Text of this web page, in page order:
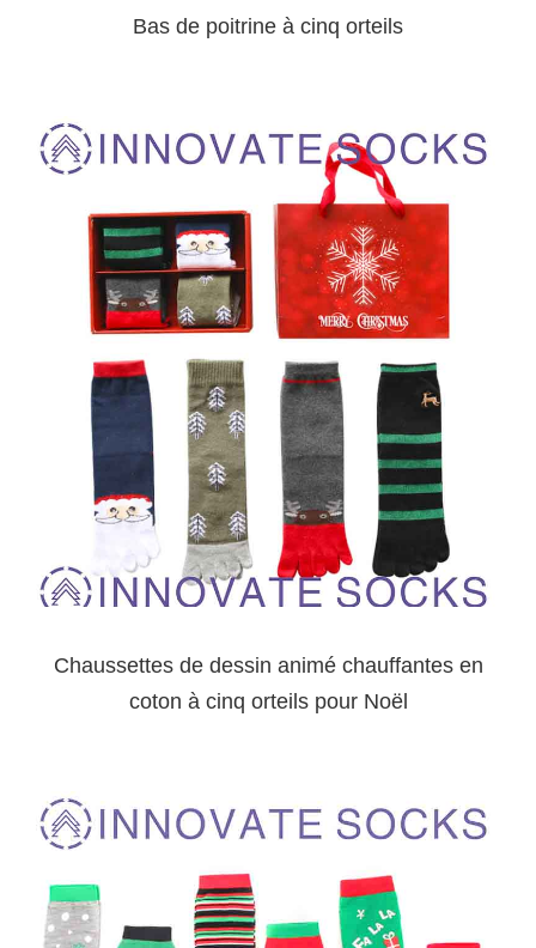
Bas de poitrine à cinq orteils
Chaussettes de dessin animé chauffantes en
coton à cinq orteils pour Noël